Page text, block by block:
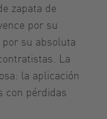
zapata de
por su
su absoluta
La
la aplicación
con pérdidas